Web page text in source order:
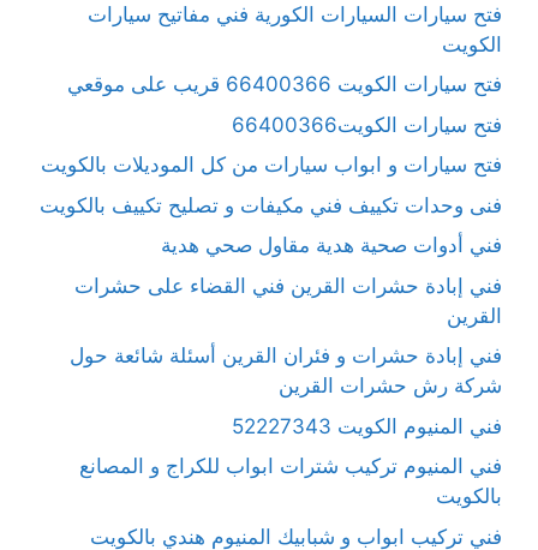
فتح سيارات السيارات الكورية فني مفاتيح سيارات
الكويت
فتح سيارات الكويت 66400366 قريب على موقعي
فتح سيارات الكويت66400366
فتح سيارات و ابواب سيارات من كل الموديلات بالكويت
فنى وحدات تكييف فني مكيفات و تصليح تكييف بالكويت
فني أدوات صحية هدية مقاول صحي هدية
فني إبادة حشرات القرين فني القضاء على حشرات
القرين
فني إبادة حشرات و فئران القرين أسئلة شائعة حول
شركة رش حشرات القرين
فني المنيوم الكويت 52227343
فني المنيوم تركيب شترات ابواب للكراج و المصانع
بالكويت
فني تركيب ابواب و شبابيك المنيوم هندي بالكويت